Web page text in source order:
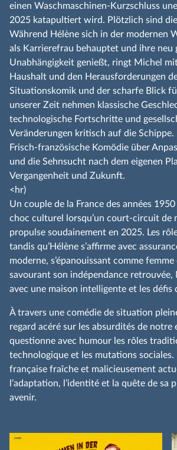
einen Waschmaschinen‑Kurzschluss
2025 katapultiert wird. Plötzlich sind
Während Hélène sich in der modernen
als Karrierefrau behauptet und ihre neu
Unabhängigkeit genießt, ringt Michel
Haushalt und den Herausforderungen
Situationskomik und der scharfe Blick
unserer Zeit nehmen klassische
technologische Fortschritte und
Veränderungen kritisch auf die Schippe.
Frisch-französische Komödie über
und die Sehnsucht nach dem eigenen
Vergangenheit und Zukunft.
<hr)
Un couple de la France des années
choc culturel lorsqu’un court-circuit de
propulse soudainement en 2025. Les
tandis qu’Hélène s’affirme avec
moderne, s’épanouissant comme
savourant son indépendance retrouvée,
avec une maison intelligente et les défis
À travers une comédie de situation
regard acéré sur les absurdités de notre
questionne avec humour les rôles
technologique et les mutations sociales.
française fraîche et malicieusement
l’adaptation, l’identité et la quête de sa
avenir.